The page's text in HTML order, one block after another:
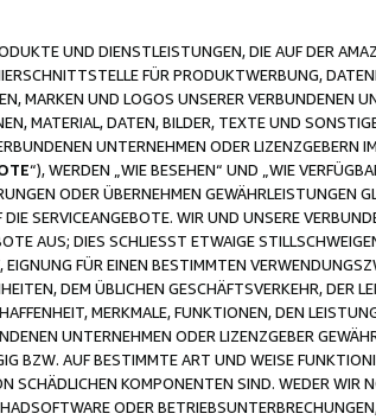
UND DIENSTLEISTUNGEN, DIE AUF DER
FÜR PRODUKTWERBUNG,
MARKEN UND LOGOS UNSERER VERBUNDENEN
MATERIAL, DATEN, BILDER, TEXTE UND
UNTERNEHMEN ODER LIZENZGEBERN
“), WERDEN „WIE BESEHEN“ UND „WIE
ODER ÜBERNEHMEN GEWÄHRLEISTUNGEN
SERVICEANGEBOTE. WIR UND UNSERE
AUS; DIES SCHLIESST ETWAIGE
FÜR EINEN BESTIMMTEN
DEM ÜBLICHEN GESCHÄFTSVERKEHR, DER
MERKMALE, FUNKTIONEN, DEN
UNTERNEHMEN ODER LIZENZGEBER
BZW. AUF BESTIMMTE ART UND WEISE
SCHÄDLICHEN KOMPONENTEN SIND. WEDER
ODER